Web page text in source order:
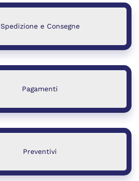
Spedizione e Consegne
Pagamenti
Preventivi